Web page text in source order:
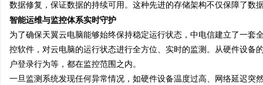
数据修复，保证数据的持续可用。这种先进的存储架构不仅保障了数
智能运维与监控体系实时守护
为了确保天翼云电脑能够始终保持稳定运行状态，中电信建立了一
控软件，对云电脑的运行状态进行全方位、实时的监测。从硬件设
户登录行为等，都在监控范围之内。
一旦监测系统发现任何异常情况，如硬件设备温度过高、网络延迟